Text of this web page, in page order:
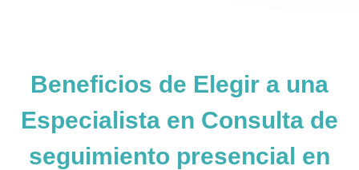
Beneficios de Elegir a una
Especialista en Consulta de
seguimiento presencial en